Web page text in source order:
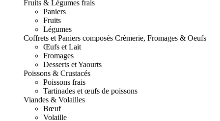
Fruits & Légumes frais
Paniers
Fruits
Légumes
Coffrets et Paniers composés Crèmerie, Fromages & Oeufs
Œufs et Lait
Fromages
Desserts et Yaourts
Poissons & Crustacés
Poissons frais
Tartinades et œufs de poissons
Viandes & Volailles
Bœuf
Volaille